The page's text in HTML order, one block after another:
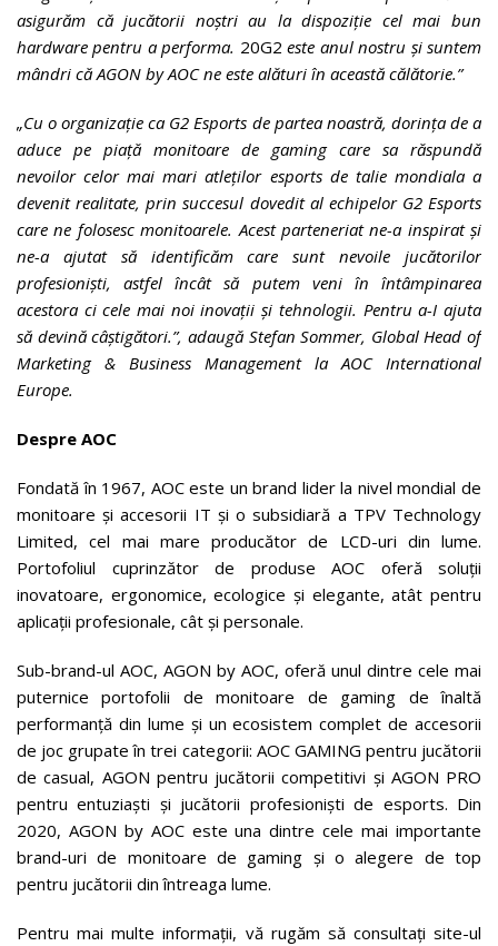
asigurăm că jucătorii noștri au la dispoziție cel mai bun
hardware pentru a performa. 20G2 este anul nostru și suntem
mândri că AGON by AOC ne este alături în această călătorie.”
„Cu o organizație ca G2 Esports de partea noastră, dorința de a
aduce pe piață monitoare de gaming care sa răspundă
nevoilor celor mai mari atleților esports de talie mondiala a
devenit realitate, prin succesul dovedit al echipelor G2 Esports
care ne folosesc monitoarele. Acest parteneriat ne-a inspirat și
ne-a ajutat să identificăm care sunt nevoile jucătorilor
profesioniști, astfel încât să putem veni în întâmpinarea
acestora ci cele mai noi inovații și tehnologii. Pentru a-I ajuta
să devină câștigători.”, adaugă Stefan Sommer, Global Head of
Marketing & Business Management la AOC International
Europe.
Despre AOC
Fondată în 1967, AOC este un brand lider la nivel mondial de
monitoare și accesorii IT și o subsidiară a TPV Technology
Limited, cel mai mare producător de LCD-uri din lume.
Portofoliul cuprinzător de produse AOC oferă soluții
inovatoare, ergonomice, ecologice și elegante, atât pentru
aplicații profesionale, cât și personale.
Sub-brand-ul AOC, AGON by AOC, oferă unul dintre cele mai
puternice portofolii de monitoare de gaming de înaltă
performanță din lume și un ecosistem complet de accesorii
de joc grupate în trei categorii: AOC GAMING pentru jucătorii
de casual, AGON pentru jucătorii competitivi și AGON PRO
pentru entuziaști și jucătorii profesioniști de esports. Din
2020, AGON by AOC este una dintre cele mai importante
brand-uri de monitoare de gaming și o alegere de top
pentru jucătorii din întreaga lume.
Pentru mai multe informații, vă rugăm să consultați site-ul